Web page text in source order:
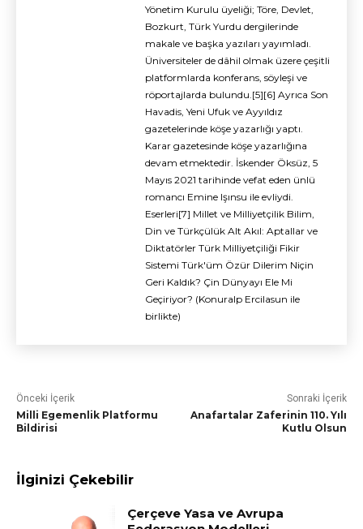
Yönetim Kurulu üyeliği; Töre, Devlet,
Bozkurt, Türk Yurdu dergilerinde
makale ve başka yazıları yayımladı.
Üniversiteler de dâhil olmak üzere çeşitli
platformlarda konferans, söyleşi ve
röportajlarda bulundu.[5][6] Ayrıca Son
Havadis, Yeni Ufuk ve Ayyıldız
gazetelerinde köşe yazarlığı yaptı.
Karar gazetesinde köşe yazarlığına
devam etmektedir. İskender Öksüz, 5
Mayıs 2021 tarihinde vefat eden ünlü
romancı Emine Işınsu ile evliydi.
Eserleri[7] Millet ve Milliyetçilik Bilim,
Din ve Türkçülük Alt Akıl: Aptallar ve
Diktatörler Türk Milliyetçiliği Fikir
Sistemi Türk'üm Özür Dilerim Niçin
Geri Kaldık? Çin Dünyayı Ele Mi
Geçiriyor? (Konuralp Ercilasun ile
birlikte)
Önceki İçerik
Milli Egemenlik Platformu
Bildirisi
Sonraki İçerik
Anafartalar Zaferinin 110. Yılı
Kutlu Olsun
İlginizi Çekebilir
Çerçeve Yasa ve Avrupa